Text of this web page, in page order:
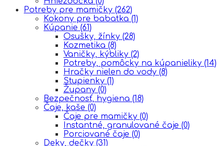
Potreby pre mamičky (262)
Kokony pre babatka (1)
Kúpanie (61)
Osušky, žínky (28)
Kozmetika (8)
Vaničky, kýbliky (2)
Potreby, pomôcky na kúpanieliky (14)
Hračky nielen do vody (8)
Stupienky (1)
Župany (0)
Bezpečnosť, hygiena (18)
Čaje, kaše (0)
Čaje pre mamičky (0)
Instantné, granulované čaje (0)
Porciované čaje (0)
Deky, dečky (31)